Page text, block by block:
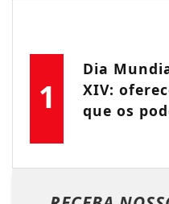
1
Dia
XIV:
que os